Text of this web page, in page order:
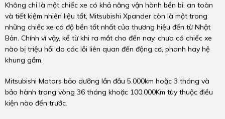
Không chỉ là một chiếc xe có khả năng vận hành bền bỉ, an toàn
và tiết kiệm nhiên liệu tốt, Mitsubishi Xpander còn là một trong
những chiếc xe có độ bền tốt nhất của thương hiệu đến từ Nhật
Bản. Chính vì vậy, kể từ khi ra mắt cho đến nay, chưa có chiếc xe
nào bị triệu hồi do các lỗi liên quan đến động cơ, phanh hay hệ
khung gầm.
Mitsubishi Motors bảo dưỡng lần đầu 5.000km hoặc 3 tháng và
bảo hành trong vòng 36 tháng khoặc 100.000Km tùy thuộc điều
kiện nào đến trước.